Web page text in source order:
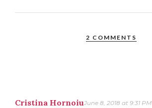
2 COMMENTS
Cristina HornoiuJune 8, 2018 at 9:31 PM